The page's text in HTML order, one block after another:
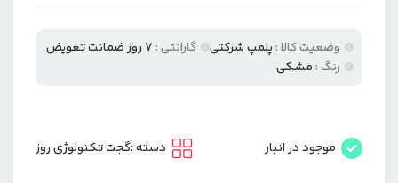
وضعیت کالا : پلمپ شرکتی گارانتی : 7 روز ضمانت تعویض
رنگ : مشکی
موجود در انبار دسته :گجت تکنولوژی روز